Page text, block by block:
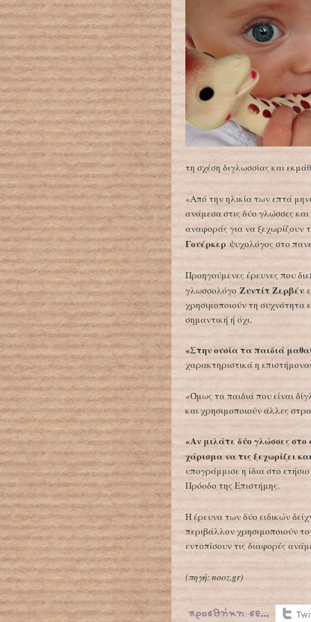
τη σχέση διγλωσσίας και
«Από την ηλικία των επτά
ανάμεσα στις δύο γλώσσες
αναφοράς για να ξεχωρίζουν
Γουέρκερ ψυχολόγος στο
Προηγούμενες έρευνες που
γλωσσολόγο Ζυντίτ Ζερβέν
χρησιμοποιούν τη συχνότητα
σημαντική ή όχι.
«Στην ουσία τα παιδιά
χαρακτηριστικά η
«Όμως τα παιδιά που είναι
και χρησιμοποιούν άλλες
«Αν μιλάτε δύο γλώσσες στο
χάρισμα να τις ξεχωρίζει
υπογράμμισε η ίδια στο
Πρόοδο της Επιστήμης.
Η έρευνα των δύο ειδικών
περιβάλλον χρησιμοποιούν
εντοπίσουν τις διαφορές
(πηγή:nooz.gr)